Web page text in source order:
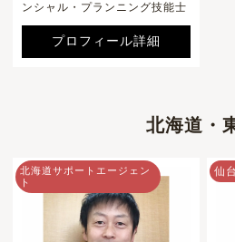
ンシャル・プランニング技能士
プロフィール詳細
北海道・
北海道サポートエージェン
ト
仙